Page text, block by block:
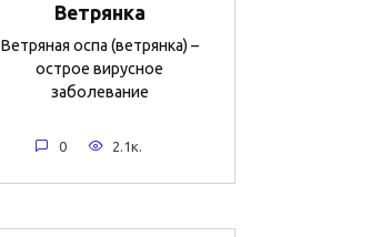
Ветрянка
Ветряная оспа (ветрянка) –
острое вирусное
заболевание
0 2.1к.